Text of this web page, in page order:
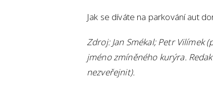
Jak se díváte na parkování aut
Zdroj: Jan Smékal; Petr Vilímek
jméno zmíněného kurýra.
nezveřejnit).